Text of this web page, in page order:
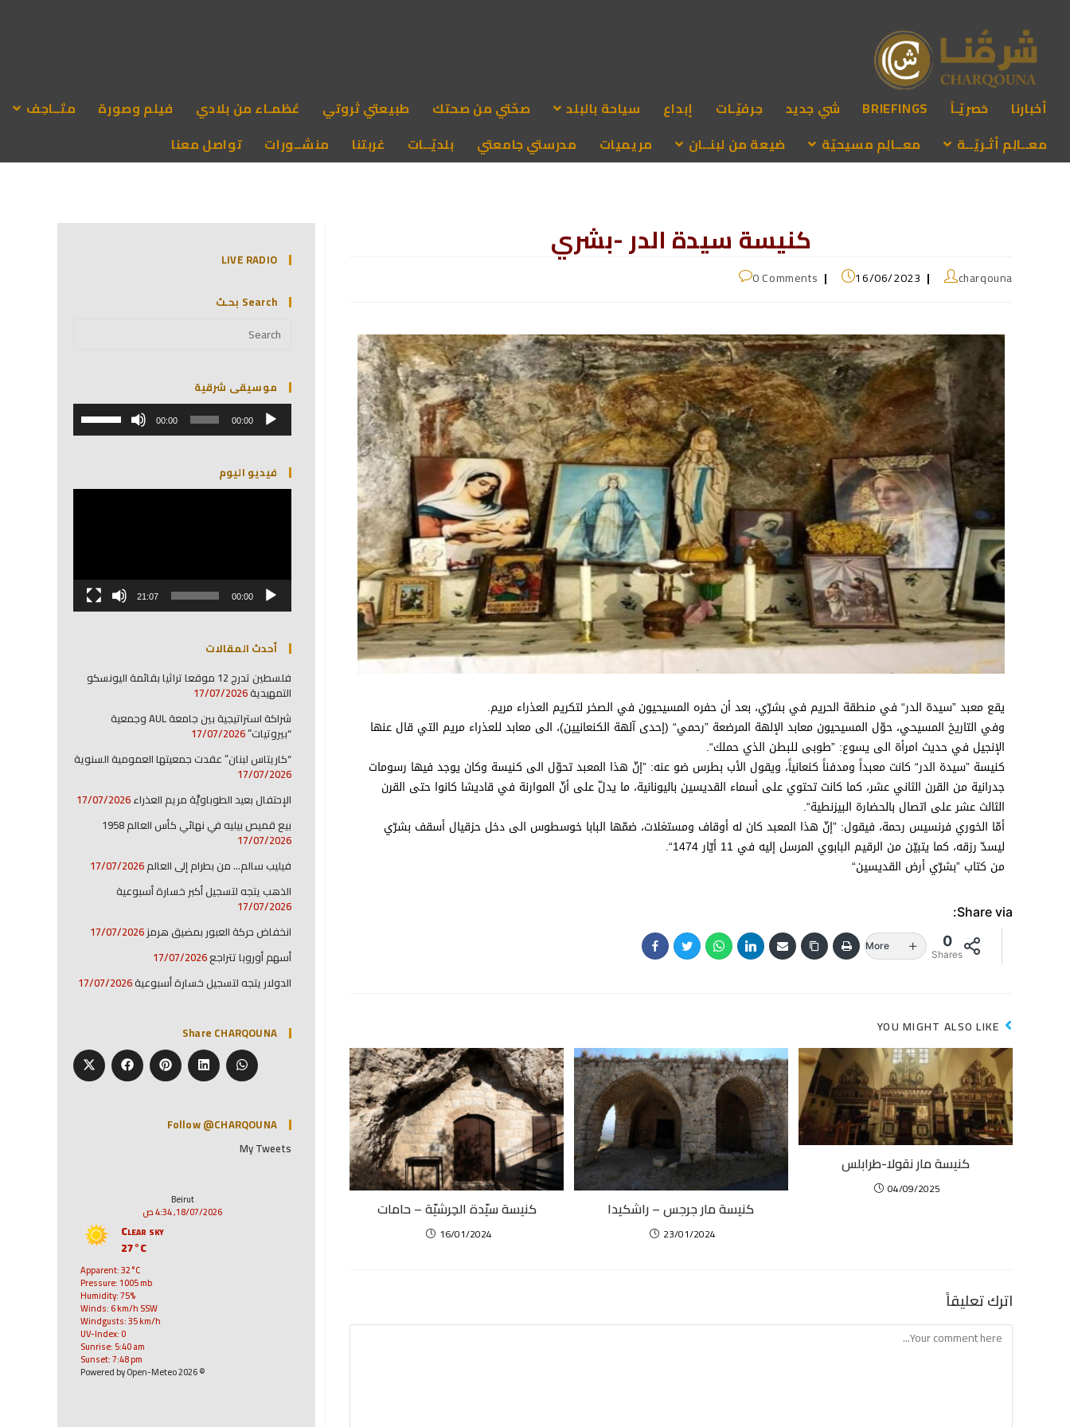
أخبارنا حَصريّـاً BRIEFINGS شي جديد حِرفيّـات إبداع سياحة بالبلد صحّتي من صحتك طبيعتي ثروتي عُظمـاء من بلادي فيلم وصورة
متَــاحِف
معــالِم أثـريّــة
معــالِم مسيحيّة ضيعة من لبنــان مريميات مدرستي جامعتي بلديّــات غربتنا منشــورات تواصل معنا
كنيسة سيدة الدر -بشري
charqouna
16/06/2023
0 Comments
يقع معبد ”سيدة الدر“ في منطقة الحريم في بشرّي، بعد أن حفره المسيحيون في الصخر لتكريم العذراء مريم.
وفي التاريخ المسيحي، حوّل المسيحيون معابد الإلهة المرضعة ”رحمي“ (إحدى آلهة الكنعانيين)، الى معابد للعذراء مريم التي قال عنها
الإنجيل في حديث امرأة الى يسوع: ”طوبى للبطن الذي حملك“.
كنيسة ”سيدة الدر“ كانت معبداً ومدفناً كنعانياً، ويقول الأب بطرس ضو عنه: ”إنّ هذا المعبد تحوّل الى كنيسة وكان يوجد فيها رسومات
جدرانية من القرن الثاني عشر، كما كانت تحتوي على أسماء القديسين باليونانية، ما يدلّ على أنّ الموارنة في قاديشا كانوا حتى القرن
الثالث عشر على اتصال بالحضارة البيزنطية“.
أمّا الخوري فرنسيس رحمة، فيقول: ”إنّ هذا المعبد كان له أوقاف ومستغلات، ضمّها البابا خوسطوس الى دخل حزقيال أسقف بشرّي
ليسدّ رزقه، كما يتبيّن من الرقيم البابوي المرسل إليه في 11 أيّار 1474“.
من كتاب ”بشرّي أرض القديسين“
Share via:
0
Shares
More
YOU MIGHT ALSO LIKE
كنيسة سيّدة الحِرشيّة – حامات
16/01/2024
كنيسة مار جرجس – راشكيدا
23/01/2024
كنيسة مار نقولا-طرابلس
04/09/2025
اترك تعليقاً
LIVE RADIO
Search بحـث
موسيقى شرقية
مشغل
الصوت 00:00
00:00
مفاتيح
لزيادة
فيديو اليوم
مشغل
00:00
21:07
أحدث المقالات
فلسطين تدرج 12 موقعا تراثيا بقائمة اليونسكو
التمهيدية17/07/2026
شراكة استراتيجية بين جامعة AUL وجمعية
“بيروتيات”17/07/2026
“كاريتاس لبنان” عقدت جمعيتها العمومية السنوية
17/07/2026
الإحتفال بعيد الطوباويَّة مريم العذراء17/07/2026
بيع قميص بيليه في نهائي كأس العالم 1958
17/07/2026
فيليب سالم… من بطرام إلى العالم17/07/2026
الذهب يتجه لتسجيل أكبر خسارة أسبوعية
17/07/2026
انخفاض حركة العبور بمضيق هرمز17/07/2026
أسهم أوروبا تتراجع17/07/2026
الدولار يتجه لتسجيل خسارة أسبوعية17/07/2026
Share CHARQOUNA
Follow @CHARQOUNA
My Tweets
Beirut
18/07/2026, 4:34 ص
Clear sky
27°C
Apparent: 32°C
Pressure: 1005 mb
Humidity: 75%
Winds: 6 km/h SSW
Windgusts: 35 km/h
UV-Index: 0
Sunrise: 5:40 am
Sunset: 7:48 pm
© 2026 Powered by Open-Meteo